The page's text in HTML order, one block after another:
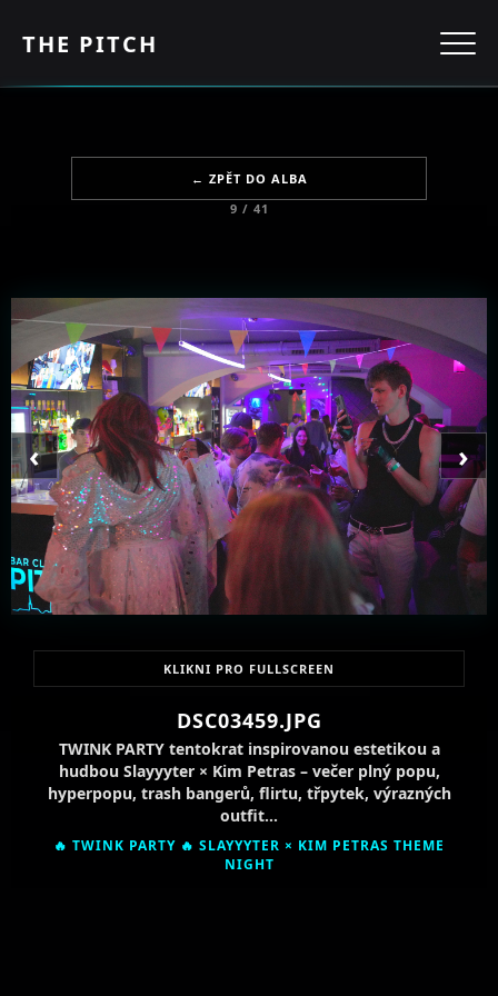
THE PITCH
← ZPĚT DO ALBA
9 / 41
‹ ›
KLIKNI PRO FULLSCREEN
DSC03459.JPG
TWINK PARTY tentokrat inspirovanou estetikou a
hudbou Slayyyter × Kim Petras – večer plný popu,
hyperpopu, trash bangerů, flirtu, třpytek, výrazných
outfit…
🔥 TWINK PARTY 🔥 SLAYYYTER × KIM PETRAS THEME
NIGHT